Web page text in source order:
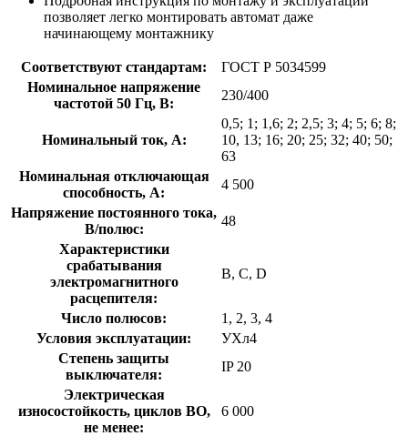
позволяет легко монтировать автомат даже
начинающему монтажнику
Соответствуют стандартам:
ГОСТ Р 50345­99
Номинальное напряжение
частотой 50 Гц, В:
230/400
Номинальный ток, А:
0,5; 1; 1,6; 2; 2,5; 3; 4; 5; 6; 8;
10, 13; 16; 20; 25; 32; 40; 50;
63
Номинальная отключающая
способность, А:
4 500
Напряжение постоянного тока,
В/полюс:
48
Характеристики
срабатывания
электромагнитного
расцепителя:
В, С, D
Число полюсов:
1, 2, 3, 4
Условия эксплуатации:
УХл4
Степень защиты
выключателя:
IP 20
Электрическая
износостойкость, циклов В­О,
не менее:
6 000